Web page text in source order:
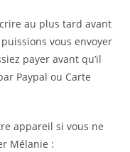
au plus tard avant
vous envoyer
payer avant qu’il
Paypal ou Carte
appareil si vous ne
Mélanie :